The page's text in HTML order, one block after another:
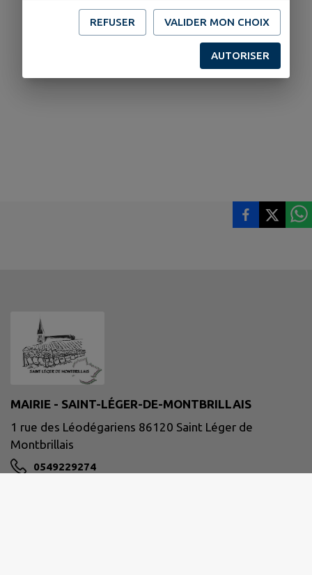
MAIRIE - SAINT-LÉGER-DE-MONTBRILLAIS
1 rue des Léodégariens 86120 Saint Léger de
Montbrillais
0549229274
REFUSER VALIDER MON CHOIX
AUTORISER